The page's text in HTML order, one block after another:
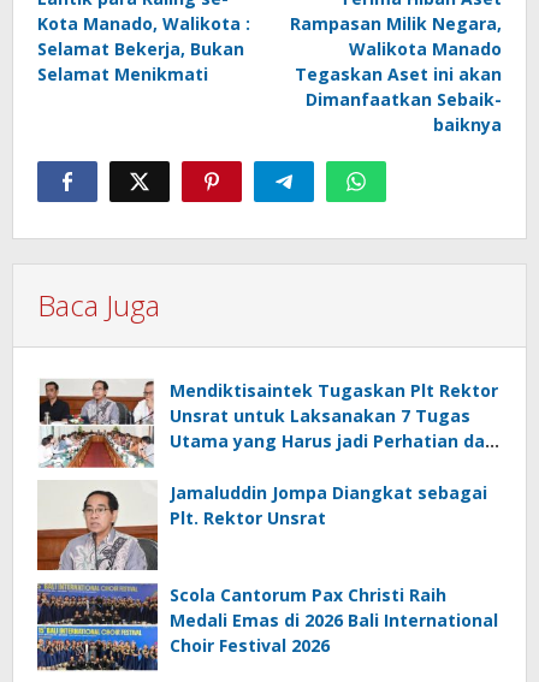
pos
Kota Manado, Walikota :
Selamat Bekerja, Bukan
Selamat Menikmati
Rampasan Milik Negara,
Walikota Manado
Tegaskan Aset ini akan
Dimanfaatkan Sebaik-
baiknya
Baca Juga
Mendiktisaintek Tugaskan Plt Rektor
Unsrat untuk Laksanakan 7 Tugas
Utama yang Harus jadi Perhatian dan
Jamaluddin Jompa Diangkat sebagai
Plt. Rektor Unsrat
Scola Cantorum Pax Christi Raih
Medali Emas di 2026 Bali International
Choir Festival 2026